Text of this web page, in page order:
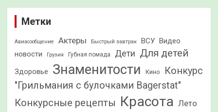
Метки
Авиасообщение Актеры Быстрый завтрак ВСУ Видео
новости
Грузия Губная помада Дети Для детей
Здоровье Знаменитости Кино
Конкурс
"Грильмания с булочками Bagerstat"
Конкурсные рецепты Красота Лето